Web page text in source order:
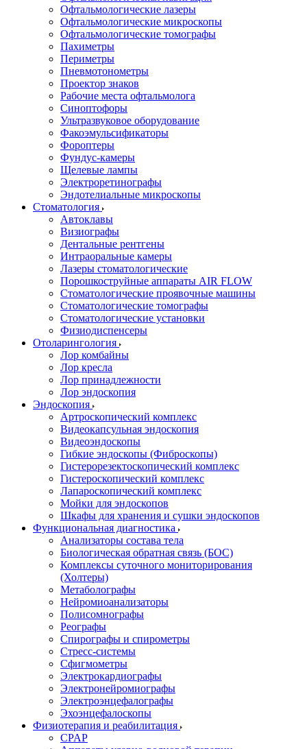
Офтальмологические лазеры
Офтальмологические микроскопы
Офтальмологические томографы
Пахиметры
Периметры
Пневмотонометры
Проектор знаков
Рабочие места офтальмолога
Синоптофоры
Ультразвуковое оборудование
Факоэмульсификаторы
Фороптеры
Фундус-камеры
Щелевые лампы
Электроретинографы
Эндотелиальные микроскопы
Стоматология
Автоклавы
Визиографы
Дентальные рентгены
Интраоральные камеры
Лазеры стоматологические
Порошкоструйные аппараты AIR FLOW
Стоматологические проявочные машины
Стоматологические томографы
Стоматологические установки
Физиодиспенсеры
Отоларингология
Лор комбайны
Лор кресла
Лор принадлежности
Лор эндоскопия
Эндоскопия
Артроскопический комплекс
Видеокапсульная эндоскопия
Видеоэндоскопы
Гибкие эндоскопы (Фиброcкопы)
Гистерорезектоскопический комплекс
Гистероскопический комплекс
Лапароскопический комплекс
Мойки для эндоскопов
Шкафы для хранения и сушки эндоскопов
Функциональная диагностика
Анализаторы состава тела
Биологическая обратная связь (БОС)
Комплексы суточного мониторирования
(Холтеры)
Метаболографы
Нейромиоанализаторы
Полисомнографы
Реографы
Спирографы и спирометры
Стресс-системы
Сфигмометры
Электрокардиографы
Электронейромиографы
Электроэнцефалографы
Эхоэнцефалоскопы
Физиотерапия и реабилитация
CPAP